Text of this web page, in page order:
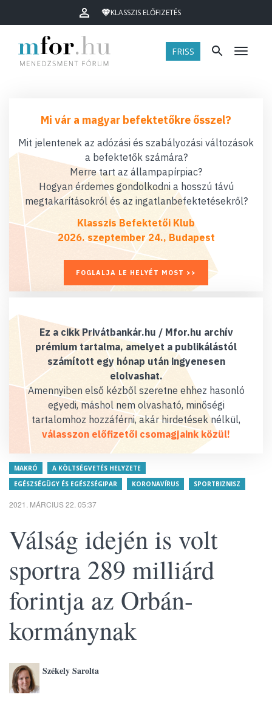
KLASSZIS ELŐFIZETÉS
FRISS Menü
Mi vár a magyar befektetőkre ősszel?
Mit jelentenek az adózási és szabályozási változások
a befektetők számára?
Merre tart az állampapírpiac?
Hogyan érdemes gondolkodni a hosszú távú
megtakarításokról és az ingatlanbefektetésekről?
Klasszis Befektetői Klub
2026. szeptember 24., Budapest
FOGLALJA LE HELYÉT MOST >>
Ez a cikk Privátbankár.hu / Mfor.hu archív
prémium tartalma, amelyet a publikálástól
számított egy hónap után ingyenesen
elolvashat.
Amennyiben első kézből szeretne ehhez hasonló
egyedi, máshol nem olvasható, minőségi
tartalomhoz hozzáférni, akár hirdetések nélkül,
válasszon előfizetői csomagjaink közül!
MAKRÓ
A KÖLTSÉGVETÉS HELYZETE
EGÉSZSÉGÜGY ÉS EGÉSZSÉGIPAR
KORONAVÍRUS SPORTBIZNISZ
2021. MÁRCIUS 22. 05:37
Válság idején is volt
sportra 289 milliárd
forintja az Orbán-
kormánynak
Székely Sarolta